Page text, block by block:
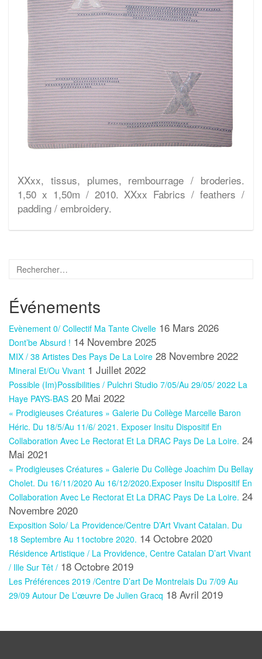
XXxx, tissus, plumes, rembourrage / broderies.
1,50 x 1,50m / 2010. XXxx Fabrics / feathers /
padding / embroidery.
Événements
Evènement 0/ Collectif Ma Tante Civelle 16 Mars 2026
Dont’be Absurd ! 14 Novembre 2025
MIX / 38 Artistes Des Pays De La Loire 28 Novembre 2022
Mineral Et/ou Vivant 1 Juillet 2022
Possible (im)Possibilities / Pulchri Studio 7/05/au 29/05/ 2022 La
Haye PAYS-BAS 20 Mai 2022
« Prodigieuses Créatures » Galerie Du Collège Marcelle Baron
Héric. Du 18/5/au 11/6/ 2021. Exposer Insitu Dispositif En
Collaboration Avec Le Rectorat Et La DRAC Pays De La Loire. 24
Mai 2021
« Prodigieuses Créatures » Galerie Du Collège Joachim Du Bellay
Cholet. Du 16/11/2020 Au 16/12/2020.Exposer Insitu Dispositif En
Collaboration Avec Le Rectorat Et La DRAC Pays De La Loire. 24
Novembre 2020
Exposition Solo/ La Providence/Centre D’Art Vivant Catalan. Du
18 Septembre Au 11octobre 2020. 14 Octobre 2020
Résidence Artistique / La Providence, Centre Catalan D’art Vivant
/ Ille Sur Têt / 18 Octobre 2019
Les Préférences 2019 /Centre D’art De Montrelais Du 7/09 Au
29/09 Autour De L’œuvre De Julien Gracq 18 Avril 2019